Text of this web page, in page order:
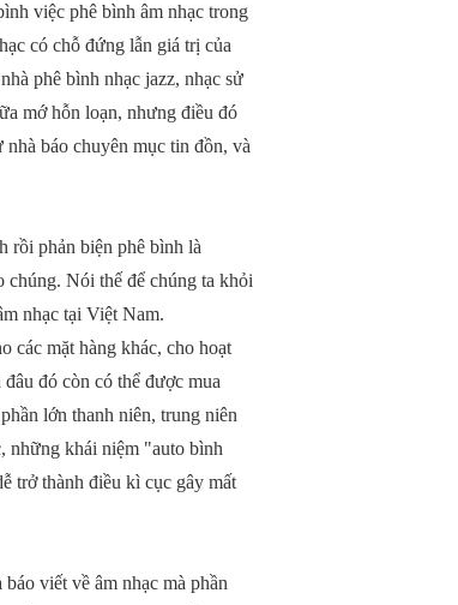
việc phê bình âm nhạc trong
có chỗ đứng lẫn giá trị của
phê bình nhạc jazz, nhạc sử
mớ hỗn loạn, nhưng điều đó
báo chuyên mục tin đồn, và
rồi phản biện phê bình là
chúng. Nói thế để chúng ta khỏi
nhạc tại Việt Nam.
các mặt hàng khác, cho hoạt
đó còn có thể được mua
lớn thanh niên, trung niên
những khái niệm "auto bình
trở thành điều kì cục gây mất
viết về âm nhạc mà phần